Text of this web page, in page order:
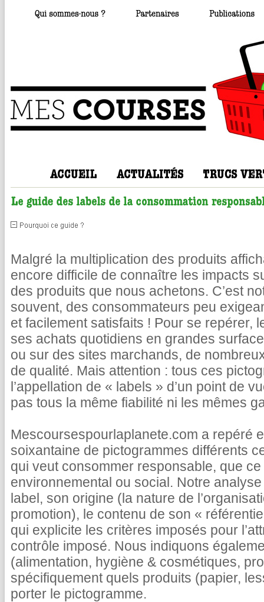
Malgré la multiplication des produits
encore difficile de connaître les impacts
des produits que nous achetons. C’est
souvent, des consommateurs peu
et facilement satisfaits ! Pour se repérer,
ses achats quotidiens en grandes
ou sur des sites marchands, de
de qualité. Mais attention : tous ces
l’appellation de « labels » d’un point de
pas tous la même fiabilité ni les mêmes
Mescoursespourlaplanete.com a repéré
soixantaine de pictogrammes différents
qui veut consommer responsable, que ce
environnemental ou social. Notre
label, son origine (la nature de
promotion), le contenu de son «
qui explicite les critères imposés pour
contrôle imposé. Nous indiquons
(alimentation, hygiène & cosmétiques,
spécifiquement quels produits (papier,
porter le pictogramme.